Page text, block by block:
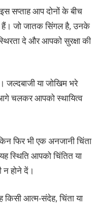
सप्ताह आप दोनों के बीच
जो जातक सिंगल है, उनके
दे और आपको सुरक्षा की
या जोखिम भरे
चलकर आपको स्थायित्व
फिर भी एक अनजानी चिंता
स्थिति आपको चिंतित या
न होने दें।
आत्म-संदेह, चिंता या